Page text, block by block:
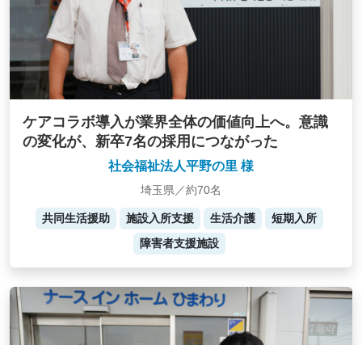
ケアコラボ導入が業界全体の価値向上へ。意識
の変化が、新卒7名の採用につながった
社会福祉法人平野の里 様
埼玉県／約70名
共同生活援助 施設入所支援 生活介護
短期入所
障害者支援施設